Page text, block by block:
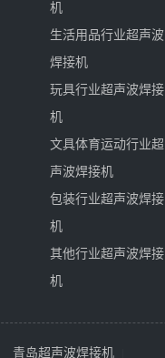
机
生活用品行业超声波
焊接机
玩具行业超声波焊接
机
文具体育运动行业超
声波焊接机
包装行业超声波焊接
机
其他行业超声波焊接
机
青岛超声波焊接机